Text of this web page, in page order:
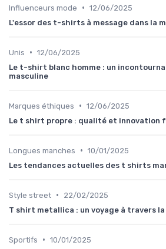
Influenceurs mode • 12/06/2025
L'essor des t-shirts à message dans la
Unis • 12/06/2025
Le t-shirt blanc homme : un
masculine
Marques éthiques • 12/06/2025
Le t shirt propre : qualité et innovation
Longues manches • 10/01/2025
Les tendances actuelles des t shirts
Style street •
22/02/2025
T shirt metallica : un voyage à travers
Sportifs • 10/01/2025